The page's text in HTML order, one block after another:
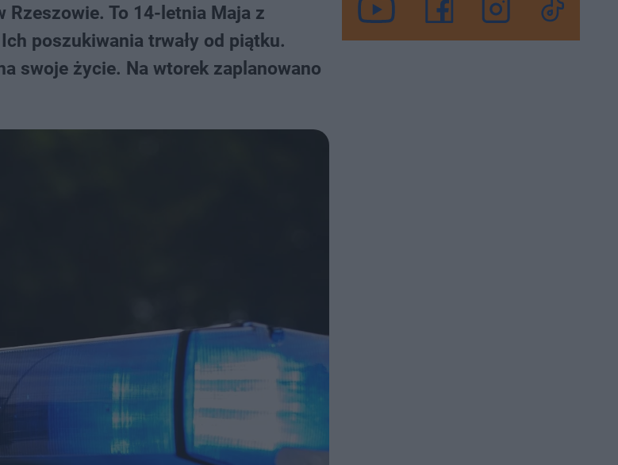
Rzeszowie. To 14-letnia Maja z
poszukiwania trwały od piątku.
swoje życie. Na wtorek zaplanowano